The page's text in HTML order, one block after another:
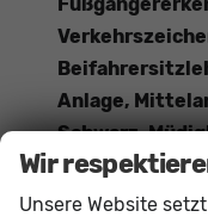
Anlage,
Schwarz,
Set,
Lenksäule
Wir
Unsere Website